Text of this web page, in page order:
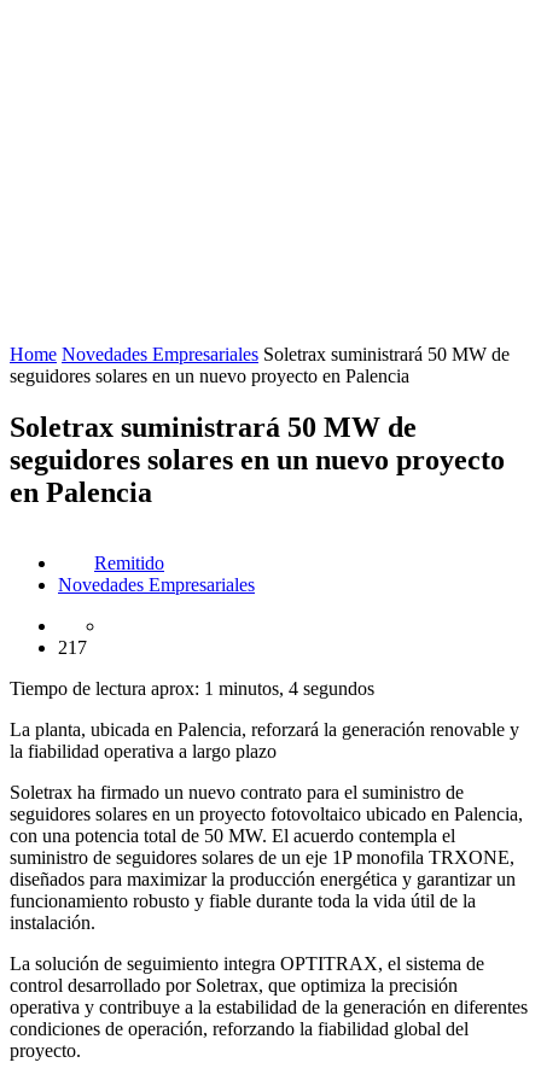
Home Novedades Empresariales Soletrax suministrará 50 MW de
seguidores solares en un nuevo proyecto en Palencia
Soletrax suministrará 50 MW de
seguidores solares en un nuevo proyecto
en Palencia
Remitido
Novedades Empresariales
217
Tiempo de lectura aprox: 1 minutos, 4 segundos
La planta, ubicada en Palencia, reforzará la generación renovable y
la fiabilidad operativa a largo plazo
Soletrax ha firmado un nuevo contrato para el suministro de
seguidores solares en un proyecto fotovoltaico ubicado en Palencia,
con una potencia total de 50 MW. El acuerdo contempla el
suministro de seguidores solares de un eje 1P monofila TRXONE,
diseñados para maximizar la producción energética y garantizar un
funcionamiento robusto y fiable durante toda la vida útil de la
instalación.
La solución de seguimiento integra OPTITRAX, el sistema de
control desarrollado por Soletrax, que optimiza la precisión
operativa y contribuye a la estabilidad de la generación en diferentes
condiciones de operación, reforzando la fiabilidad global del
proyecto.